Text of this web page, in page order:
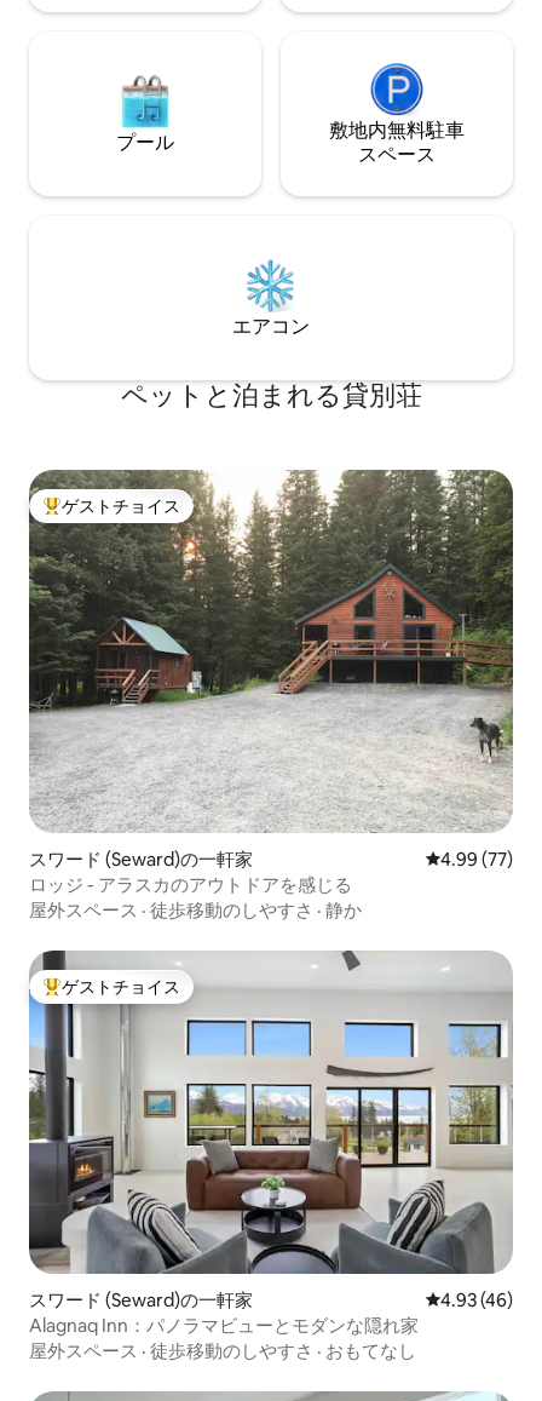
プール
敷地内無料駐⁠車
ス⁠ペ⁠ー⁠ス
エアコン
ペットと泊まれる貸別荘
大好評のゲストチョイスです。
ゲストチョイス
スワード (Seward)の一軒家 レビュー77
4.99 (77)
ロッジ - アラスカのアウトドアを感じる
屋外スペース · 徒歩移動のしやすさ · 静か
大好評のゲストチョイスです。
ゲストチョイス
スワード (Seward)の一軒家 レビュー46
4.93 (46)
Alagnaq Inn：パノラマビューとモダンな隠れ家
屋外スペース · 徒歩移動のしやすさ · おもてなし